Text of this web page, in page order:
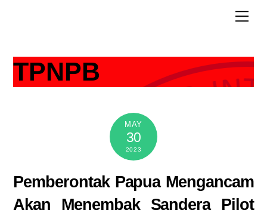
TPNPB
MAY
30
2023
Pemberontak Papua Mengancam
Akan Menembak Sandera Pilot